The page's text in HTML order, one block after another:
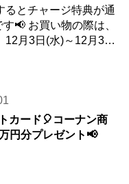
るとチャージ特典が通
📢 お買い物の際は、
カード🎈コーナン商
円分プレゼント📢